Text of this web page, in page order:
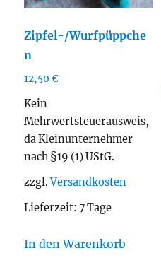
Zipfel-/Wurfpüppche
n
12,50€
Kein
Mehrwertsteuerausweis,
da Kleinunternehmer
nach §19 (1) UStG.
zzgl.Versandkosten
Lieferzeit:7 Tage
In den Warenkorb